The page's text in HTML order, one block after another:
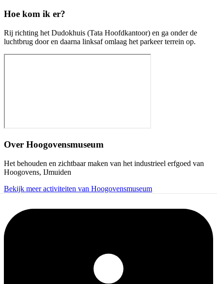
Hoe kom ik er?
Rij richting het Dudokhuis (Tata Hoofdkantoor) en ga onder de
luchtbrug door en daarna linksaf omlaag het parkeer terrein op.
Over Hoogovensmuseum
Het behouden en zichtbaar maken van het industrieel erfgoed van
Hoogovens, IJmuiden
Bekijk meer activiteiten van Hoogovensmuseum